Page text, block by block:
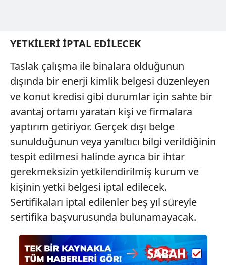
vasıtasıyla belirleyebilirsiniz. Çerezlere ilişkin detaylı bilgi
için Ayarlar butonuna tıklayabilir,
Çerez Bilgilendirme
Metnimizi
ziyaret edebilirsiniz.
6698 sayılı Kişisel Verilerin Korunması Kanunu uyarınca
hazırlanmış Aydınlatma Metnimizi okumak ve sitemizde
ilgili mevzuata uygun olarak kullanılan çerezlerle ilgili bilgi
almak için lütfen
tıklayınız .
YETKİLERİ İPTAL EDİLECEK
Taslak çalışma ile binalara olduğunun
dışında bir enerji kimlik belgesi düzenleyen
ve konut kredisi gibi durumlar için sahte bir
avantaj ortamı yaratan kişi ve firmalara
yaptırım getiriyor. Gerçek dışı belge
sunulduğunun veya yanıltıcı bilgi verildiğinin
tespit edilmesi halinde ayrıca bir ihtar
gerekmeksizin yetkilendirilmiş kurum ve
kişinin yetki belgesi iptal edilecek.
Sertifikaları iptal edilenler beş yıl süreyle
sertifika başvurusunda bulunamayacak.